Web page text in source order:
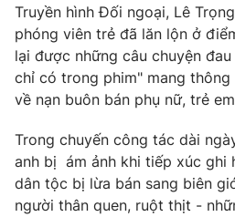
Truyền hình Đối ngoại, Lê
phóng viên trẻ đã lăn lộn ở
lại được những câu chuyện
chỉ có trong phim" mang thông
về nạn buôn bán phụ nữ, trẻ
Trong chuyến công tác dài
anh bị ám ảnh khi tiếp xúc ghi
dân tộc bị lừa bán sang biên
người thân quen, ruột thịt -